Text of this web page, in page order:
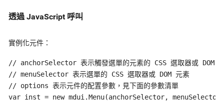
透過 JavaScript 呼叫
實例化元件：
// anchorSelector 表示觸發選單的元素的 CSS 選取器或 DOM
// menuSelector 表示選單的 CSS 選取器或 DOM 元素
// options 表示元件的配置參數，見下面的參數清單
var inst = new mdui.Menu(anchorSelector,